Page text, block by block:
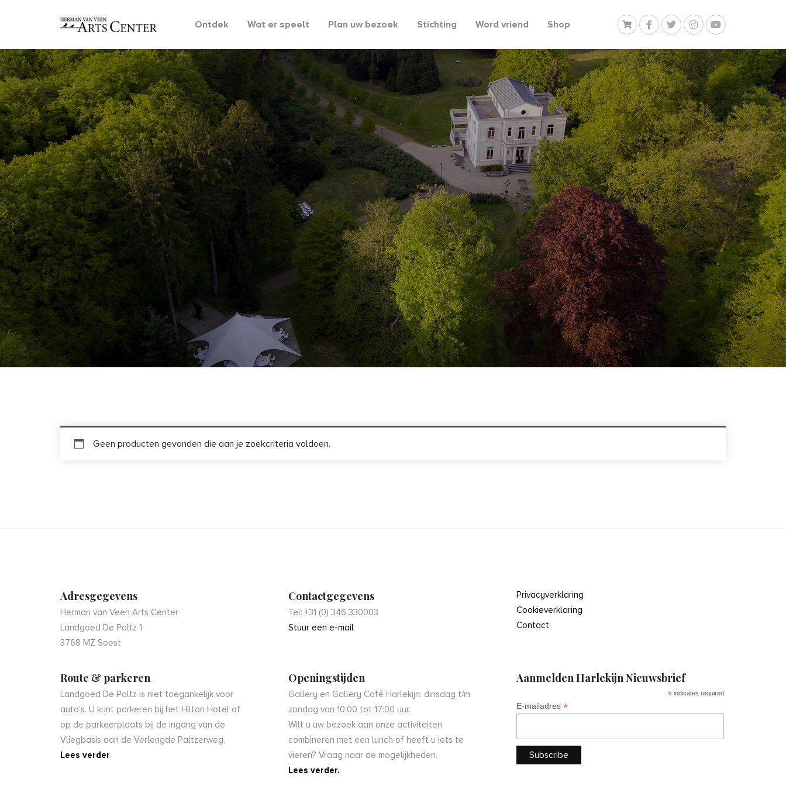
Ontdek Wat er speelt Plan uw bezoek Stichting Word vriend Shop
Geen producten gevonden die aan je zoekcriteria voldoen.
Adresgegevens
Herman van Veen Arts Center
Landgoed De Paltz 1
3768 MZ Soest
Route & parkeren
Landgoed De Paltz is niet toegankelijk voor
auto’s. U kunt parkeren bij het Hilton Hotel of
op de parkeerplaats bij de ingang van de
Vliegbasis aan de Verlengde Paltzerweg.
Lees verder
Contactgegevens
Tel: +31 (0) 346 330003
Stuur een e-mail
Openingstijden
Gallery en Gallery Café Harlekijn: dinsdag t/m
zondag van 10:00 tot 17:00 uur.
Wilt u uw bezoek aan onze activiteiten
combineren met een lunch of heeft u iets te
vieren? Vraag naar de mogelijkheden.
Lees verder.
Privacyverklaring
Cookieverklaring
Contact
Aanmelden Harlekijn Nieuwsbrief
* indicates required
E-mailadres *